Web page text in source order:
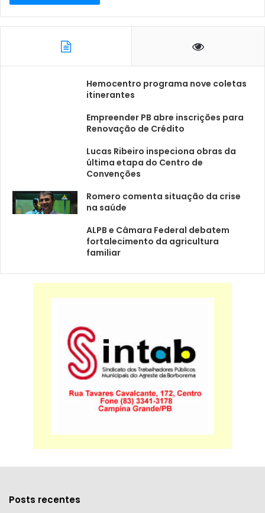
Hemocentro programa nove coletas
itinerantes
Empreender PB abre inscrições para
Renovação de Crédito
Lucas Ribeiro inspeciona obras da
última etapa do Centro de
Convenções
Romero comenta situação da crise
na saúde
ALPB e Câmara Federal debatem
fortalecimento da agricultura
familiar
Posts recentes